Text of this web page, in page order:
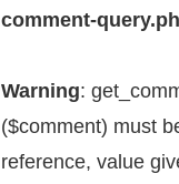
comment-
Warning:
($comment) must
reference, value